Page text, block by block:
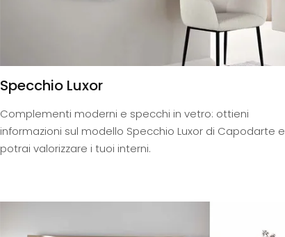
Specchio Luxor
Complementi moderni e specchi in vetro: ottieni
informazioni sul modello Specchio Luxor di Capodarte e
potrai valorizzare i tuoi interni.